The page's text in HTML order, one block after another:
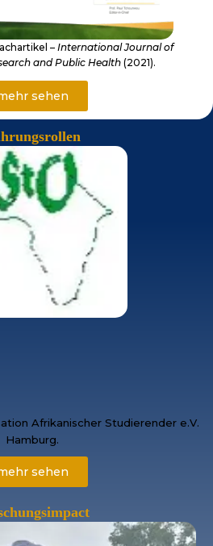
– International Journal of
and Public Health (2021).
sehen
Afrikanischer Studierender e.V.
Hamburg.
sehen